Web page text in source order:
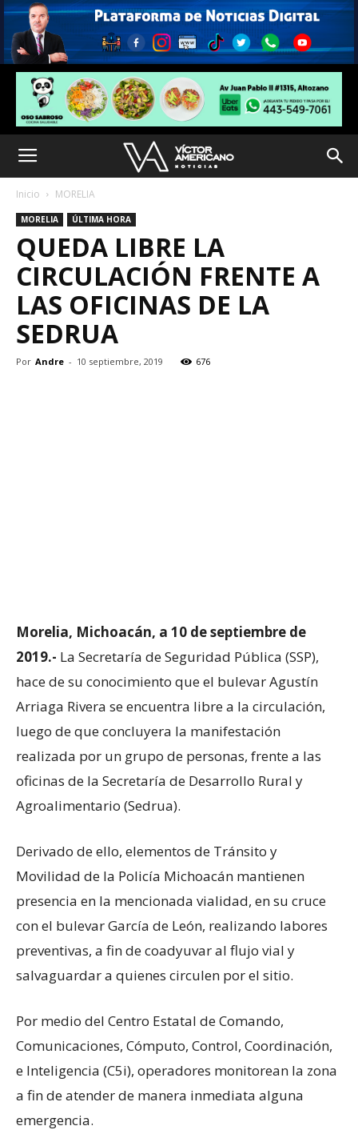
Inicio MORELIA
MORELIA ÚLTIMA HORA
QUEDA LIBRE LA
CIRCULACIÓN FRENTE A
LAS OFICINAS DE LA
SEDRUA
Por Andre - 10 septiembre, 2019 676
Morelia, Michoacán, a 10 de septiembre de
2019.- La Secretaría de Seguridad Pública (SSP),
hace de su conocimiento que el bulevar Agustín
Arriaga Rivera se encuentra libre a la circulación,
luego de que concluyera la manifestación
realizada por un grupo de personas, frente a las
oficinas de la Secretaría de Desarrollo Rural y
Agroalimentario (Sedrua).
Derivado de ello, elementos de Tránsito y
Movilidad de la Policía Michoacán mantienen
presencia en la mencionada vialidad, en su cruce
con el bulevar García de León, realizando labores
preventivas, a fin de coadyuvar al flujo vial y
salvaguardar a quienes circulen por el sitio.
Por medio del Centro Estatal de Comando,
Comunicaciones, Cómputo, Control, Coordinación,
e Inteligencia (C5i), operadores monitorean la zona
a fin de atender de manera inmediata alguna
emergencia.